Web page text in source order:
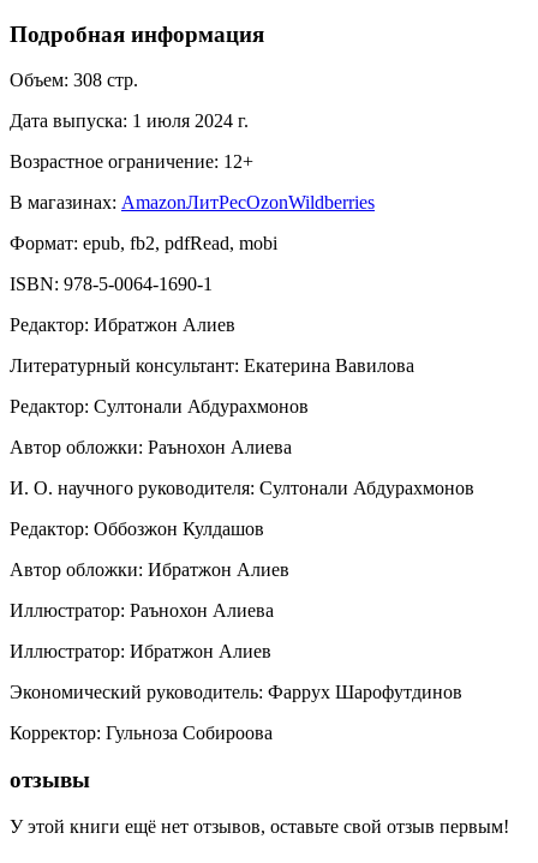
Подробная информация
Объем: 308 стр.
Дата выпуска: 1 июля 2024 г.
Возрастное ограничение: 12+
В магазинах: AmazonЛитРесOzonWildberries
Формат: epub, fb2, pdfRead, mobi
ISBN: 978-5-0064-1690-1
Редактор: Ибратжон Алиев
Литературный консультант: Екатерина Вавилова
Редактор: Султонали Абдурахмонов
Автор обложки: Раънохон Алиева
И. О. научного руководителя: Султонали Абдурахмонов
Редактор: Оббозжон Кулдашов
Автор обложки: Ибратжон Алиев
Иллюстратор: Раънохон Алиева
Иллюстратор: Ибратжон Алиев
Экономический руководитель: Фаррух Шарофутдинов
Корректор: Гульноза Собироова
отзывы
У этой книги ещё нет отзывов, оставьте свой отзыв первым!